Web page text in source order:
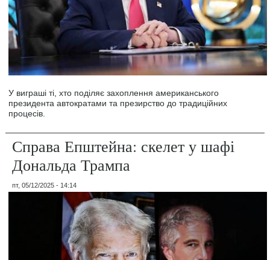
У виграші ті, хто поділяє захоплення американського
президента автократами та презирство до традиційних
процесів.
Справа Епштейна: скелет у шафі
Дональда Трампа
пт, 05/12/2025 - 14:14